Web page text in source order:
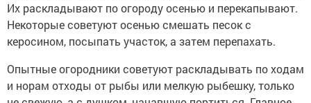
Их раскладывают по огороду осенью и перекапывают.
Некоторые советуют осенью смешать песок с
керосином, посыпать участок, а затем перепахать.
Опытные огородники советуют раскладывать по ходам
и норам отходы от рыбы или мелкую рыбешку, только